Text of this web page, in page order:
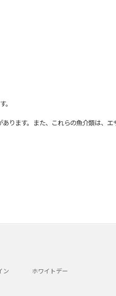
ます。また、これらの魚介類は、エ
ン ホワイトデー